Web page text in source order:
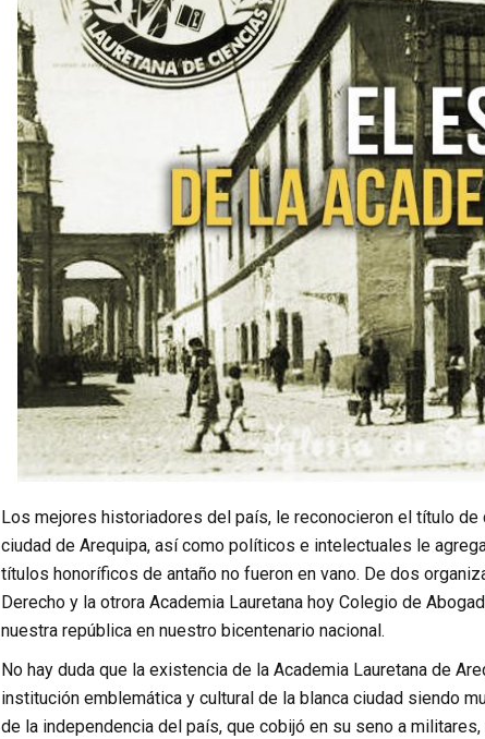
Los mejores historiadores del país, le reconocieron el título
ciudad de Arequipa, así como políticos e intelectuales le
títulos honoríficos de antaño no fueron en vano. De dos
Derecho y la otrora Academia Lauretana hoy Colegio de
nuestra república en nuestro bicentenario nacional.
No hay duda que la existencia de la Academia Lauretana de
institución emblemática y cultural de la blanca ciudad siendo
de la independencia del país, que cobijó en su seno a